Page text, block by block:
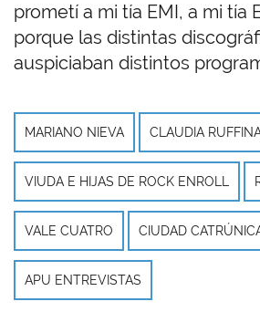
prometí a mi tía EMI, a mi tía
porque las distintas
auspiciaban distintos
MARIANO NIEVA CLAUDIA
VIUDA E HIJAS DE ROCK ENROLL
VALE CUATRO CIUDAD
APU ENTREVISTAS